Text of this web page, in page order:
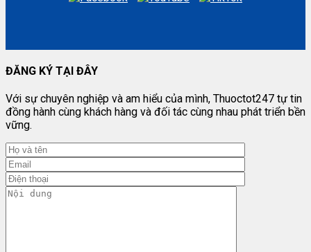
ĐĂNG KÝ TẠI ĐÂY
Với sự chuyên nghiệp và am hiểu của mình, Thuoctot247 tự tin
đồng hành cùng khách hàng và đối tác cùng nhau phát triển bền
vững.